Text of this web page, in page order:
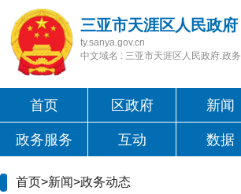
三亚市天涯区人民政府
ty.sanya.gov.cn
中文域名 : 三亚市天涯区人民政府.政务
首页 区政府 新闻
政务服务 互动 数据
首页>新闻>政务动态